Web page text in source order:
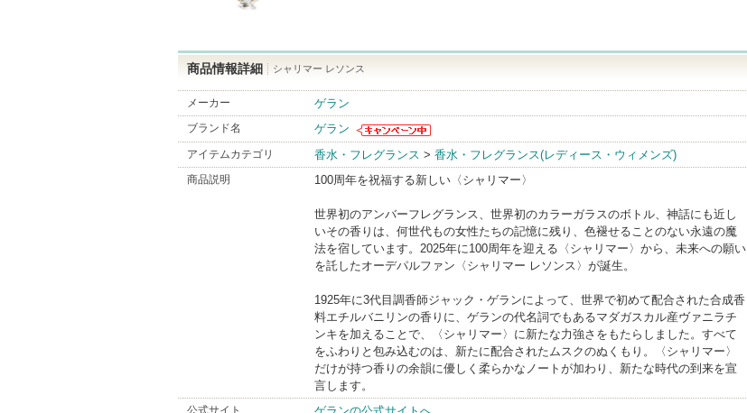
商品情報詳細 シャリマー レソンス
メーカー ゲラン
ブランド名
ゲラン
ゲランからの
お知らせがあ
ります
アイテムカテゴリ 香水・フレグランス > 香水・フレグランス(レディース・ウィメンズ)
商品説明 100周年を祝福する新しい〈シャリマー〉
世界初のアンバーフレグランス、世界初のカラーガラスのボトル、神話にも近し
いその香りは、何世代もの女性たちの記憶に残り、色褪せることのない永遠の魔
法を宿しています。2025年に100周年を迎える〈シャリマー〉から、未来への願い
を託したオーデパルファン〈シャリマー レソンス〉が誕生。
1925年に3代目調香師ジャック・ゲランによって、世界で初めて配合された合成香
料エチルバニリンの香りに、ゲランの代名詞でもあるマダガスカル産ヴァニラチ
ンキを加えることで、〈シャリマー〉に新たな力強さをもたらしました。すべて
をふわりと包み込むのは、新たに配合されたムスクのぬくもり。〈シャリマー〉
だけが持つ香りの余韻に優しく柔らかなノートが加わり、新たな時代の到来を宣
言します。
公式サイト